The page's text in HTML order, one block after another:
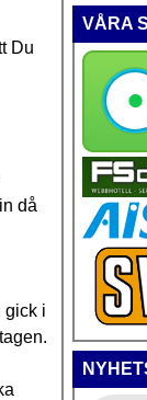
Du
då
gick i
VÅRA